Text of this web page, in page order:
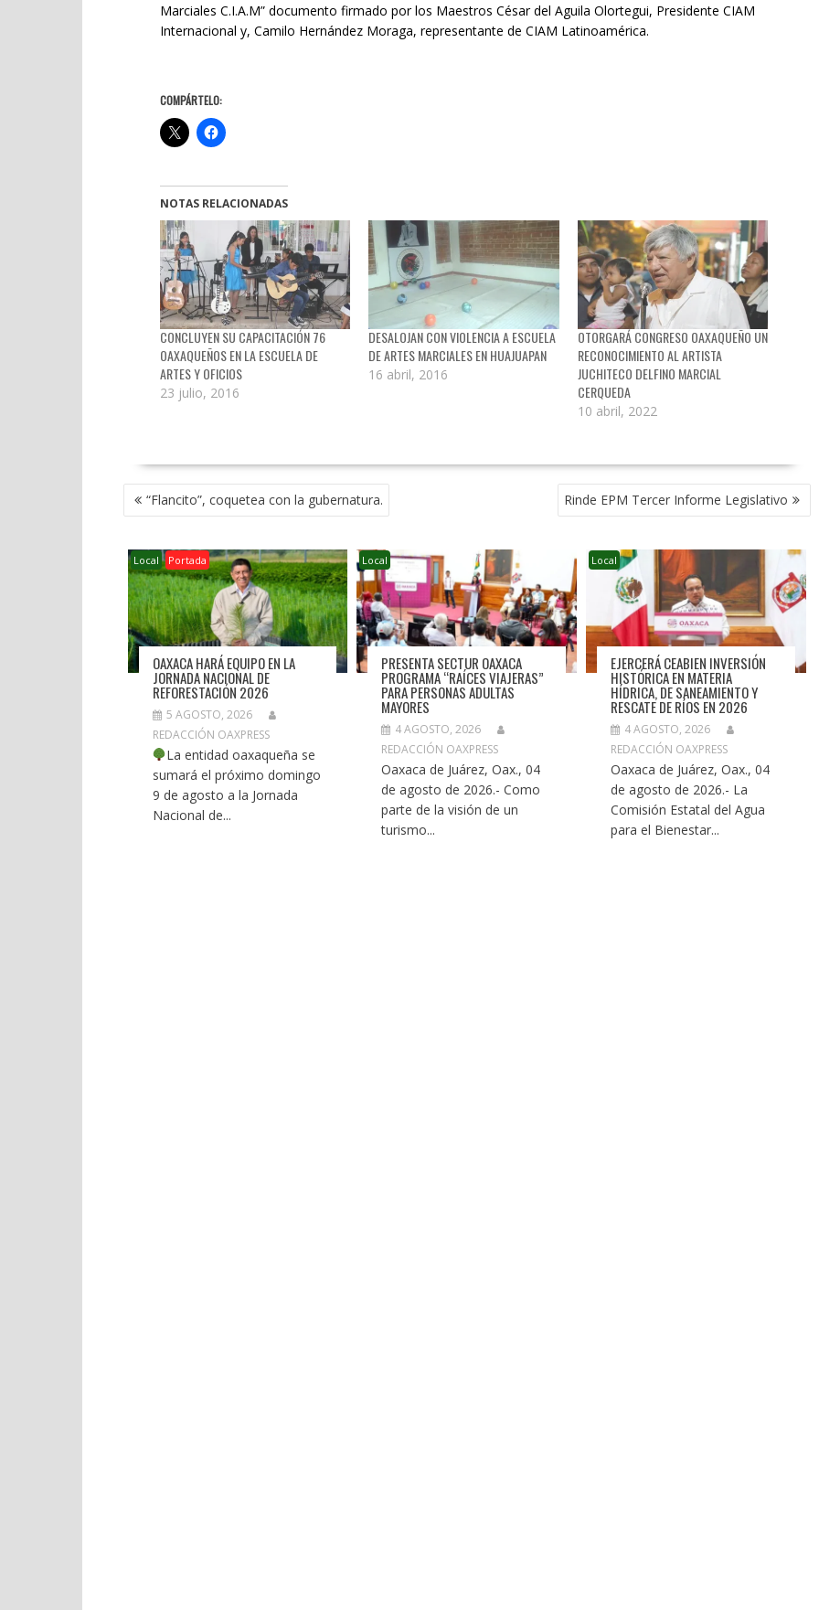
Marciales C.I.A.M” documento firmado por los Maestros César del Aguila Olortegui, Presidente CIAM
Internacional y, Camilo Hernández Moraga, representante de CIAM Latinoamérica.
COMPÁRTELO:
NOTAS RELACIONADAS
CONCLUYEN SU CAPACITACIÓN 76
OAXAQUEÑOS EN LA ESCUELA DE
ARTES Y OFICIOS
23 julio, 2016
DESALOJAN CON VIOLENCIA A ESCUELA
DE ARTES MARCIALES EN HUAJUAPAN
16 abril, 2016
OTORGARÁ CONGRESO OAXAQUEÑO UN
RECONOCIMIENTO AL ARTISTA
JUCHITECO DELFINO MARCIAL
CERQUEDA
10 abril, 2022
NAVEGACIÓN
DE “Flancito”, coquetea con la gubernatura. Rinde EPM Tercer Informe Legislativo
Local Portada
OAXACA HARÁ EQUIPO EN LA
JORNADA NACIONAL DE
REFORESTACIÓN 2026
5 AGOSTO, 2026
REDACCIÓN OAXPRESS
La entidad oaxaqueña se
sumará el próximo domingo
9 de agosto a la Jornada
Nacional de...
Local
PRESENTA SECTUR OAXACA
PROGRAMA “RAÍCES VIAJERAS”
PARA PERSONAS ADULTAS
MAYORES
4 AGOSTO, 2026
REDACCIÓN OAXPRESS
Oaxaca de Juárez, Oax., 04
de agosto de 2026.- Como
parte de la visión de un
turismo...
Local
EJERCERÁ CEABIEN INVERSIÓN
HISTÓRICA EN MATERIA
HÍDRICA, DE SANEAMIENTO Y
RESCATE DE RÍOS EN 2026
4 AGOSTO, 2026
REDACCIÓN OAXPRESS
Oaxaca de Juárez, Oax., 04
de agosto de 2026.- La
Comisión Estatal del Agua
para el Bienestar...